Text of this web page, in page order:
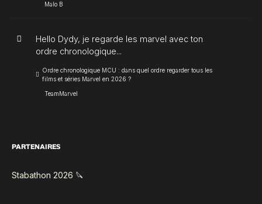
Malo B
Hello Dydy, je regarde les marvel avec ton
ordre chronologique...
Ordre chronologique MCU : dans quel ordre regarder tous les
films et séries Marvel en 2026 ?
TeamMarvel
PARTENAIRES
Stabathon 2026 🔪